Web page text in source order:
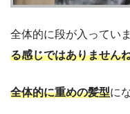
全体的に段が入っていま
る感じではありません
全体的に重めの髪型に